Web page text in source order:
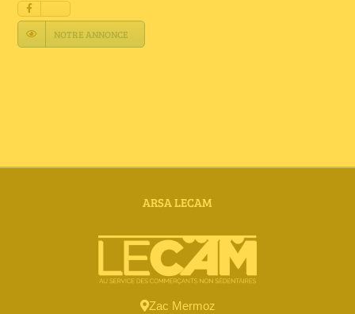
Contact
NOTRE ANNONCE
ARSA LECAM
Zac Mermoz